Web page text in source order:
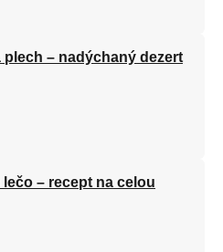
– nadýchaný dezert
– recept na celou